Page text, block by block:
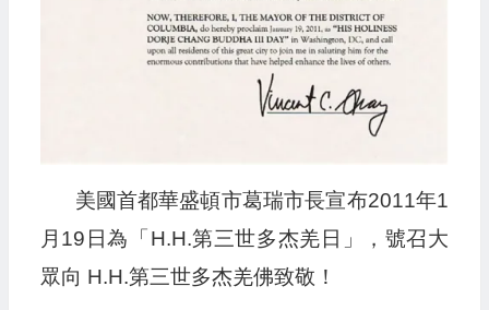
美國首都華盛頓市葛瑞市長宣布2011年1
月19日為「H.H.第三世多杰羌日」，號召大
眾向 H.H.第三世多杰羌佛致敬！